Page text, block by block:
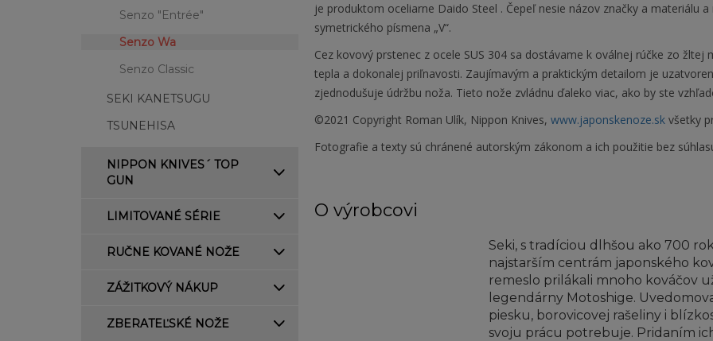
Senzo "Entrée"
Senzo Wa
Senzo Classic
SEKI KANETSUGU
TSUNEHISA
NIPPON KNIVES´ TOP
GUN
LIMITOVANÉ SÉRIE
RUČNE KOVANÉ NOŽE
ZÁŽITKOVÝ NÁKUP
ZBERATEĽSKÉ NOŽE
je produktom oceliarne Daido Steel . Čepeľ nesie názov značky a materiálu
symetrického písmena „V“.
Cez kovový prstenec z ocele SUS 304 sa dostávame k oválnej rúčke zo
tepla a dokonalej priľnavosti. Zaujímavým a praktickým detailom je
zjednodušuje údržbu noža. Tieto nože zvládnu ďaleko viac, ako by ste
©2021 Copyright Roman Ulík, Nippon Knives, www.japonskenoze.skvšetky
Fotografie a texty sú chránené autorským zákonom a ich použitie bez
O výrobcovi
Seki, s tradíciou dlhšou ako 700
najstarším centrám japonského
remeslo prilákali mnoho kováčov
legendárny Motoshige.
piesku, borovicovej rašeliny i
svoju prácu potrebuje. Pridaním